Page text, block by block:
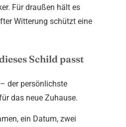
Für draußen hält es
Witterung schützt eine
Schild passt
der persönlichste
das neue Zuhause.
ein Datum, zwei